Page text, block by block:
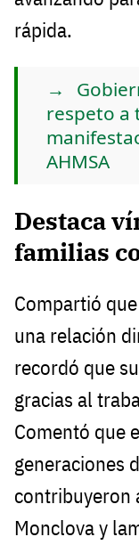
rápida.
respeto a
AHMSA
Destaca
familias
Compartió
una relación
recordó que
gracias al
Comentó que
generaciones
contribuyeron
Monclova y